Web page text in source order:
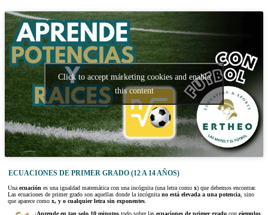
Click to accept márketing cookies and enable
this content
ECUACIONES DE PRIMER GRADO (12 A 14 AÑOS)
Una ecuación es una igualdad matemática con una incógnita (una letra como x) que debemos encontrar.
Las ecuaciones de primer grado son aquellas donde la incógnita no está elevada a una potencia , sino
que aparece como x, y o cualquier letra sin exponentes
¡Aprende en tan solo 10 minutos todo sobre las ecuaciones de primer grado con ejemplos